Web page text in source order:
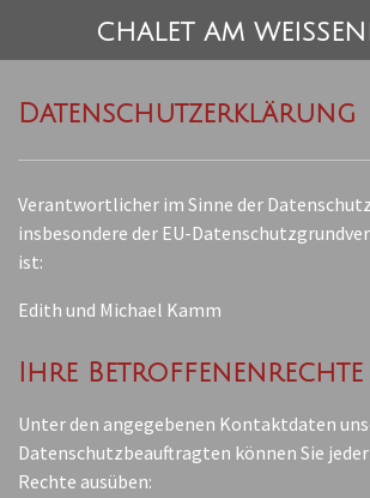
CHALET AM
Datenschutzerklärung
Verantwortlicher im Sinne der
insbesondere der EU-
ist:
Edith und Michael Kamm
Ihre Betroffenenrechte
Unter den angegebenen Kontaktdaten
Datenschutzbeauftragten können Sie
Rechte ausüben: